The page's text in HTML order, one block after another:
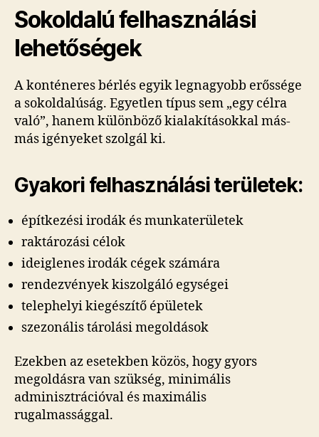
Sokoldalú felhasználási
lehetőségek
A konténeres bérlés egyik legnagyobb erőssége
a sokoldalúság. Egyetlen típus sem „egy célra
való”, hanem különböző kialakításokkal más-
más igényeket szolgál ki.
Gyakori felhasználási területek:
építkezési irodák és munkaterületek
raktározási célok
ideiglenes irodák cégek számára
rendezvények kiszolgáló egységei
telephelyi kiegészítő épületek
szezonális tárolási megoldások
Ezekben az esetekben közös, hogy gyors
megoldásra van szükség, minimális
adminisztrációval és maximális
rugalmassággal.